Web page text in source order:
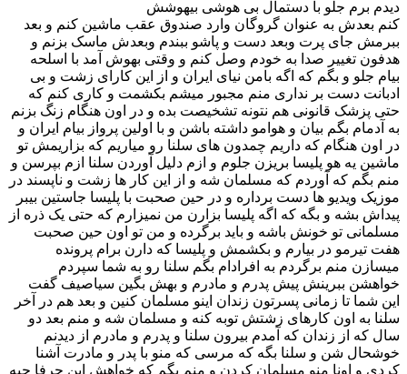
دیدم برم جلو با دستمال بی هوشی بیهوشش
کنم بعدش به عنوان گروگان وارد صندوق عقب ماشین کنم و بعد
ببرمش جای پرت وبعد دست و پاشو ببندم وبعدش ماسک بزنم و
هدفون تغییر صدا به خودم وصل کنم و وقتی بهوش آمد با اسلحه
بیام جلو و بگم که اگه بامن نیای ایران و از این کارای زشت و بی
ادبانت دست بر نداری منم مجبور میشم بکشمت و کاری کنم که
حتی پزشک قانونی هم نتونه تشخیصت بده و در اون هنگام زنگ بزنم
به آدمام بگم بیان و هوامو داشته باشن و با اولین پرواز بیام ایران و
در اون هنگام که داریم چمدون های سلنا رو میاریم که بزاریمش تو
ماشین یه هو پلیسا بریزن جلوم و ازم دلیل آوردن سلنا ازم بپرسن و
منم بگم که آوردم که مسلمان شه و از این کار ها زشت و ناپسند در
موزیک ویدیو ها دست برداره و در حین صحبت با پلیسا جاستین بیبر
پیداش بشه و بگه که اگه پلیسا بزارن من نمیزارم که حتی یک ذره از
مسلمانی تو خونش باشه و باید برگرده و من تو اون حین صحبت
هفت تیرمو در بیارم و بکشمش و پلیسا که دارن برام پرونده
میسازن منم برگردم به افرادام بگم سلنا رو به شما سپردم
خواهشن ببرینش پیش پدرم و مادرم و بهش بگین سیاصیف گفت
این شما تا زمانی پسرتون زندان اینو مسلمان کنین و بعد هم در آخر
سلنا به اون کارهای زشتش توبه کنه و مسلمان شه و منم بعد دو
سال که از زندان که آمدم بیرون سلنا و پدرم و مادرم از دیدنم
خوشحال شن و سلنا بگه که مرسی که منو با پدر و مادرت آشنا
کردی و اونا منو مسلمان کردن و منم بگم که خواهش این حرفا چیه